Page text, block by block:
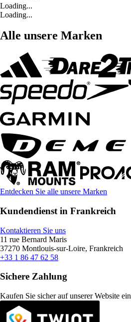
Loading...
Loading...
Alle unsere Marken
Entdecken Sie alle unsere Marken
Kundendienst in Frankreich
Kontaktieren Sie uns
11 rue Bernard Maris
37270 Montlouis-sur-Loire, Frankreich
+33 1 86 47 62 58
Sichere Zahlung
Kaufen Sie sicher auf unserer Website ein